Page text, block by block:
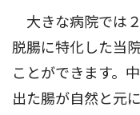
大きな病院では
脱腸に特化した当
ことができます。
出た腸が自然と元